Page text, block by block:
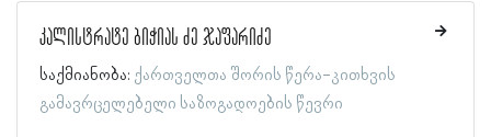
კალისტრატე ბიჭიას ძე ჯაფარიძე
საქმიანობა: ქართველთა შორის წერა-კითხვის
გამავრცელებელი საზოგადოების წევრი